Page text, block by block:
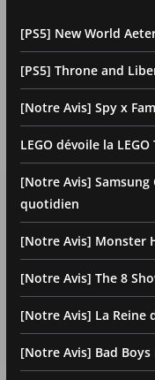
[PS5] New World
[PS5] Throne and
[Notre Avis] Spy x
LEGO dévoile la
[Notre Avis]
quotidien
[Notre Avis] Monster
[Notre Avis] The 8
[Notre Avis] La Reine
[Notre Avis] Bad Boys